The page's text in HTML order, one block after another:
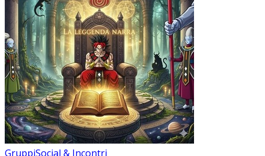
GruppiSocial & Incontri